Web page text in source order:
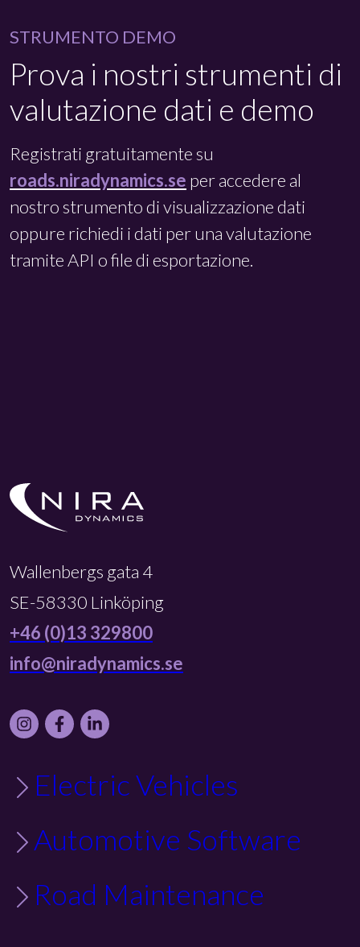
STRUMENTO DEMO
Prova i nostri strumenti di
valutazione dati e demo
Registrati gratuitamente su
roads.niradynamics.se per accedere al
nostro strumento di visualizzazione dati
oppure richiedi i dati per una valutazione
tramite API o file di esportazione.
Wallenbergs gata 4
SE-58330 Linköping
+46 (0)13 329800
info@niradynamics.se
Instagram
FacebookLinkedIn
Electric Vehicles
Automotive Software
Road Maintenance